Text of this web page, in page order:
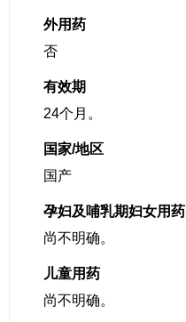
外用药
否
有效期
24个月。
国家/地区
国产
孕妇及哺乳期妇女用药
尚不明确。
儿童用药
尚不明确。